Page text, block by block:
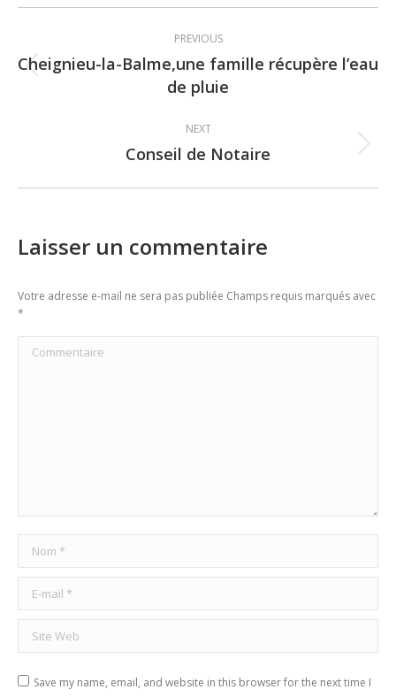
navigation
PREVIOUS
Previous
post:
Cheignieu-la-Balme,une famille récupère l’eau
de pluie
NEXT
Next
Conseil de Notaire
Laisser un commentaire
Votre adresse e-mail ne sera pas publiée Champs requis marqués avec
*
Commentaire
Nom *
E-mail *
Site Web
Save my name, email, and website in this browser for the next time I